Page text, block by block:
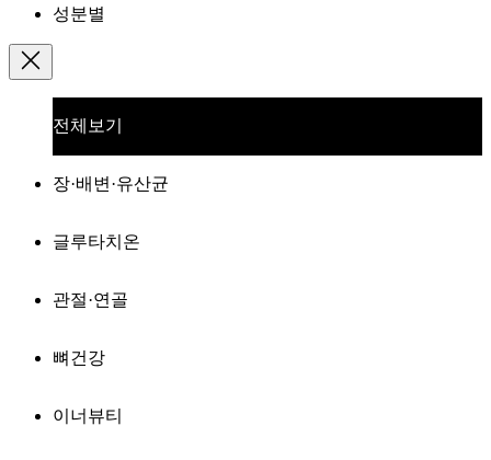
성분별
전체보기
장·배변·유산균
글루타치온
관절·연골
뼈건강
이너뷰티